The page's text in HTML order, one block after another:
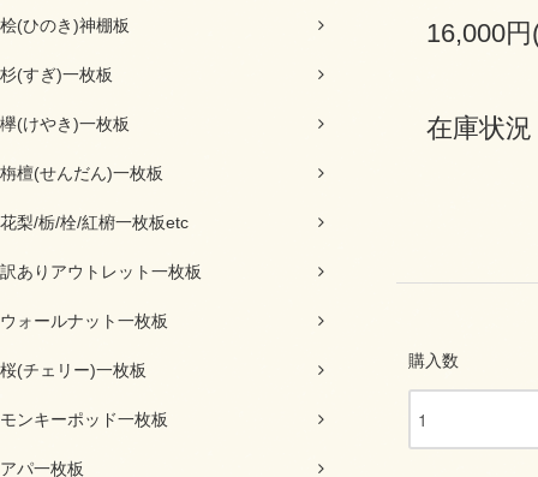
桧(ひのき)神棚板
杉(すぎ)一枚板
欅(けやき)一枚板
栴檀(せんだん)一枚板
花梨/栃/栓/紅椨一枚板etc
訳ありアウトレット一枚板
ウォールナット一枚板
桜(チェリー)一枚板
モンキーポッド一枚板
アパ一枚板
16,000
在庫状
購入数